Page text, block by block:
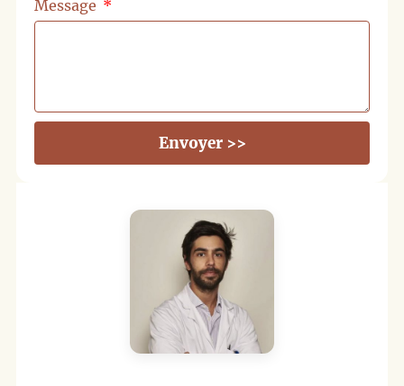
Message
Envoyer >>